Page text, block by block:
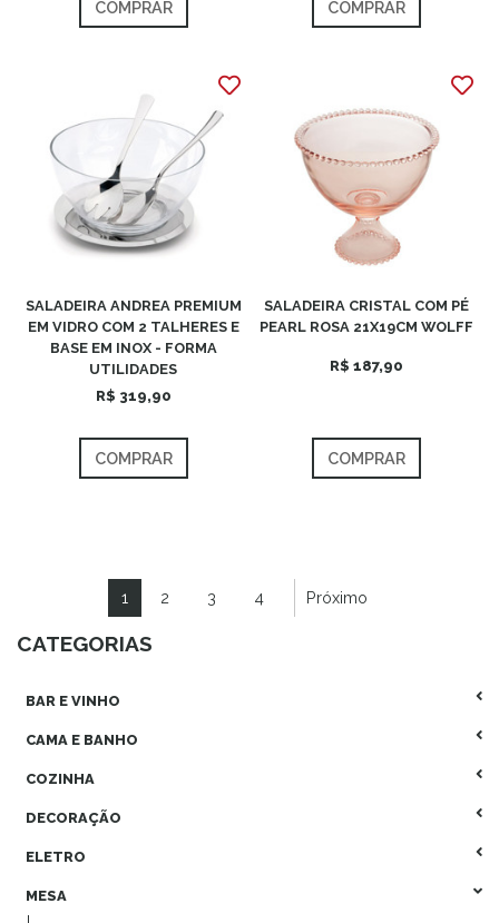
CATEGORIAS
BAR E VINHO
CAMA E BANHO
COZINHA
DECORAÇÃO
ELETRO
MESA
COMPRAR COMPRAR
SALADEIRA ANDREA PREMIUM
EM VIDRO COM 2 TALHERES E
BASE EM INOX - FORMA
UTILIDADES
R$ 319,90
COMPRAR
SALADEIRA CRISTAL COM PÉ
PEARL ROSA 21X19CM WOLFF
R$ 187,90
COMPRAR
1 2 3 4 Próximo